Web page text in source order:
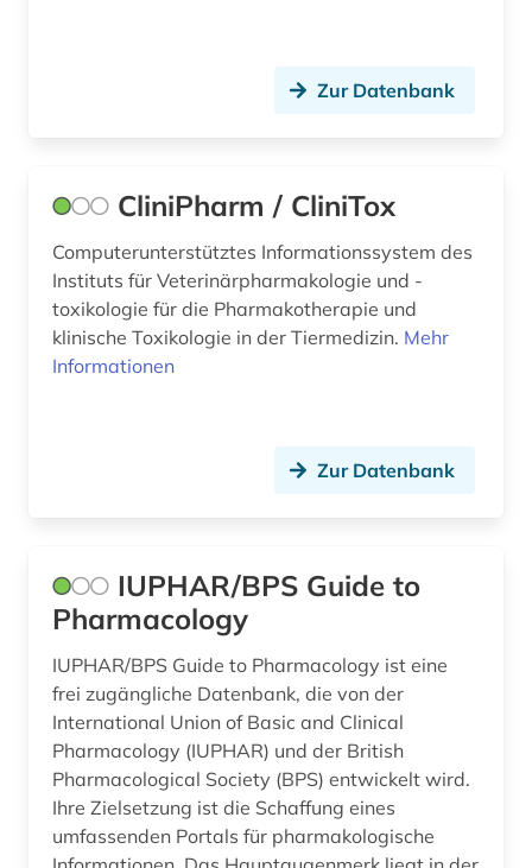
Zur Datenbank
CliniPharm / CliniTox
Computerunterstütztes Informationssystem des
Instituts für Veterinärpharmakologie und -
toxikologie für die Pharmakotherapie und
klinische Toxikologie in der Tiermedizin. Mehr
Informationen
Zur Datenbank
IUPHAR/BPS Guide to
Pharmacology
IUPHAR/BPS Guide to Pharmacology ist eine
frei zugängliche Datenbank, die von der
International Union of Basic and Clinical
Pharmacology (IUPHAR) und der British
Pharmacological Society (BPS) entwickelt wird.
Ihre Zielsetzung ist die Schaffung eines
umfassenden Portals für pharmakologische